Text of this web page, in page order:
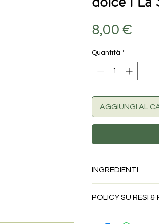
8,00 €Prezzo
Quantità *
AGGIUNGI AL
INGREDIENTI
Sodium Coco-
POLICY SU RESI &